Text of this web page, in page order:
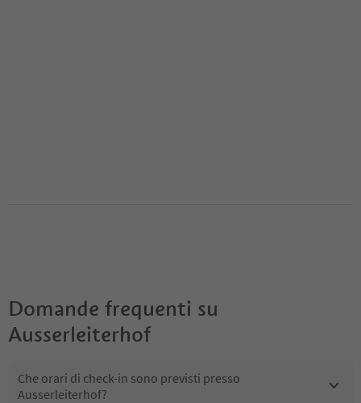
Domande frequenti su
Ausserleiterhof
Che orari di check-in sono previsti presso
Ausserleiterhof?